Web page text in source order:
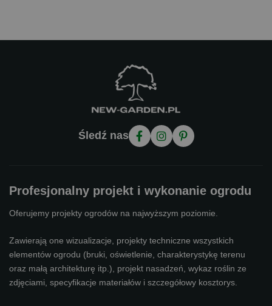
Śledź nas
Profesjonalny projekt i wykonanie ogrodu
Oferujemy projekty ogrodów na najwyższym poziomie.
Zawierają one wizualizacje, projekty techniczne wszystkich
elementów ogrodu (bruki, oświetlenie, charakterystykę terenu
oraz małą architekturę itp.), projekt nasadzeń, wykaz roślin ze
zdjęciami, specyfikacje materiałów i szczegółowy kosztorys.